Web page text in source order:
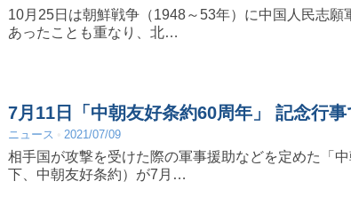
10月25日は朝鮮戦争（1948～53年）に中国人民志
あったことも重なり、北…
7月11日「中朝友好条約60周年」 記念行
ニュース 2021/07/09
相手国が攻撃を受けた際の軍事援助などを定めた「
下、中朝友好条約）が7月…